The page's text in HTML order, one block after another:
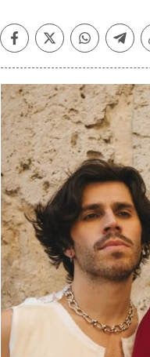
Facebook
TwitterWhatsapp